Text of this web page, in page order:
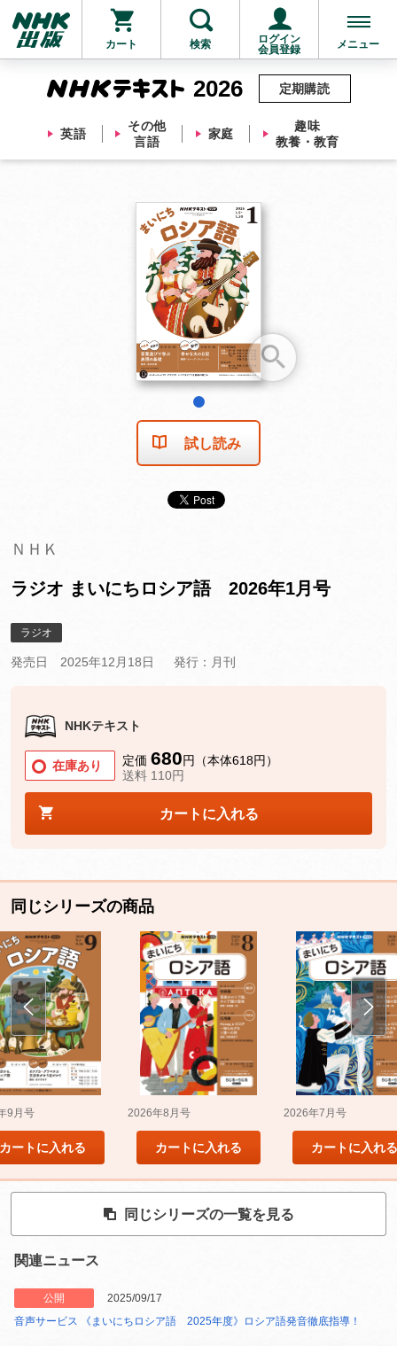
カート 検索
ログイン
会員登録
メニュー
2026
英語
その他
言語
家庭
趣味
教養・教育
定期購読
他にも商品を買う
試し読み
ＮＨＫ
ラジオ まいにちロシア語 2026年1月号
ラジオ
発売日 2025年12月18日 発行：月刊
NHKテキスト
在庫あり 定価 680円（本体618円）
送料 110円
カートに入れる
同じシリーズの商品
9月号
カートに入れる
2026年8月号
カートに入れる
2026年7月号
カートに入れる
同じシリーズの一覧を見る
関連ニュース
公開
2025/09/17
音声サービス 《まいにちロシア語 2025年度》ロシア語発音徹底指導！